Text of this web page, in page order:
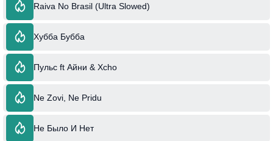
Raiva No Brasil (Ultra Slowed)
Хубба Бубба
Пульс ft Айни & Xcho
Ne Zovi, Ne Pridu
Не Было И Нет